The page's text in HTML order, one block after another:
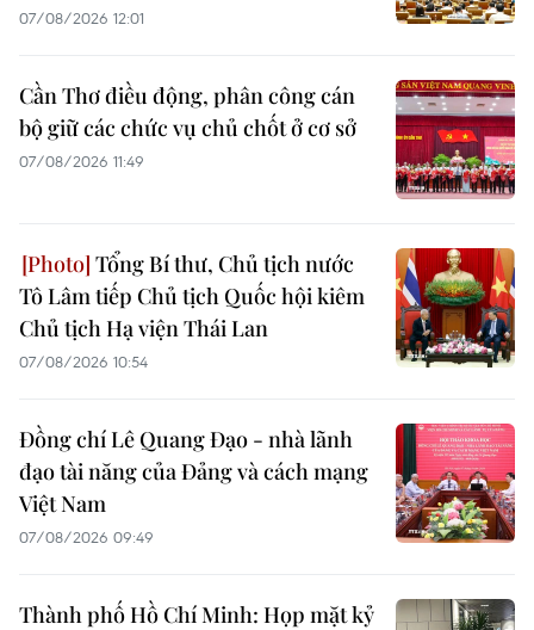
07/08/2026 12:01
Cần Thơ điều động, phân công cán
bộ giữ các chức vụ chủ chốt ở cơ sở
07/08/2026 11:49
Tổng Bí thư, Chủ tịch nước
Tô Lâm tiếp Chủ tịch Quốc hội kiêm
Chủ tịch Hạ viện Thái Lan
07/08/2026 10:54
Đồng chí Lê Quang Đạo - nhà lãnh
đạo tài năng của Đảng và cách mạng
Việt Nam
07/08/2026 09:49
Thành phố Hồ Chí Minh: Họp mặt kỷ